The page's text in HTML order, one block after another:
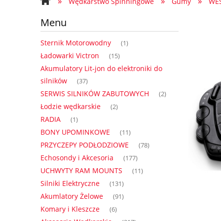
Regulamin
Formularz
Menu
Sternik Motorowodny (1)
Ładowarki Victron (15)
Akumulatory Lit-jon do elektroniki do
silników
(37)
SERWIS SILNIKÓW ZABUTOWYCH (2)
Łodzie wędkarskie (2)
RADIA (1)
BONY UPOMINKOWE (11)
PRZYCZEPY PODŁODZIOWE (78)
Echosondy i Akcesoria (177)
UCHWYTY RAM MOUNTS (11)
Silniki Elektryczne (131)
Akumlatory Żelowe (91)
Komary i Kleszcze (6)